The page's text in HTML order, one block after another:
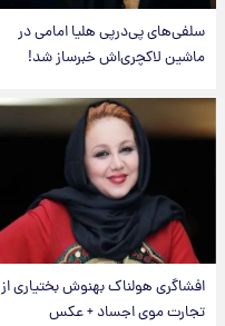
سلفی‌های پی‌درپی هلیا امامی در
ماشین لاکچری‌اش خبرساز شد!
افشاگری هولناک بهنوش بختیاری از
تجارت موی اجساد + عکس